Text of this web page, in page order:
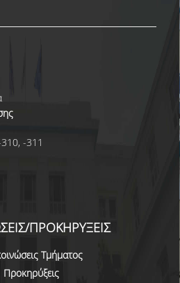
-311
ΠΡΟΚΗΡΥΞΕΙΣ
Τμήματος
Προκηρύξεις